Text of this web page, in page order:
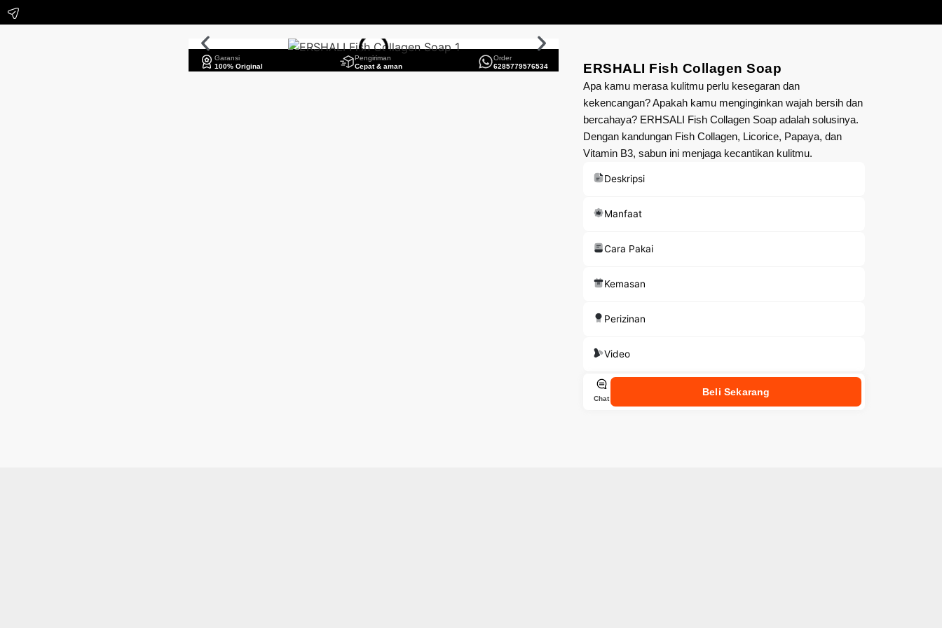
Garansi
100% Original
Pengiriman
Cepat & aman
Order
6285779576534
ERSHALI Fish Collagen Soap
Apa kamu merasa kulitmu perlu kesegaran dan
kekencangan? Apakah kamu menginginkan wajah bersih dan
bercahaya? ERHSALI Fish Collagen Soap adalah solusinya.
Dengan kandungan Fish Collagen, Licorice, Papaya, dan
Vitamin B3, sabun ini menjaga kecantikan kulitmu.
Deskripsi
Manfaat
Cara Pakai
Kemasan
Perizinan
Video
Chat
Beli Sekarang